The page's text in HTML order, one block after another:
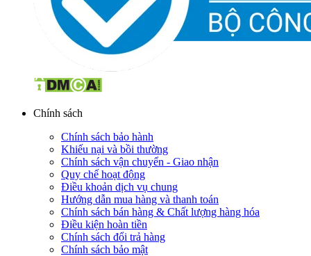
Chính sách
Chính sách bảo hành
Khiếu nại và bồi thường
Chính sách vận chuyển - Giao nhận
Quy chế hoạt động
Điều khoản dịch vụ chung
Hướng dẫn mua hàng và thanh toán
Chính sách bán hàng & Chất lượng hàng hóa
Điều kiện hoàn tiền
Chính sách đổi trả hàng
Chính sách bảo mật